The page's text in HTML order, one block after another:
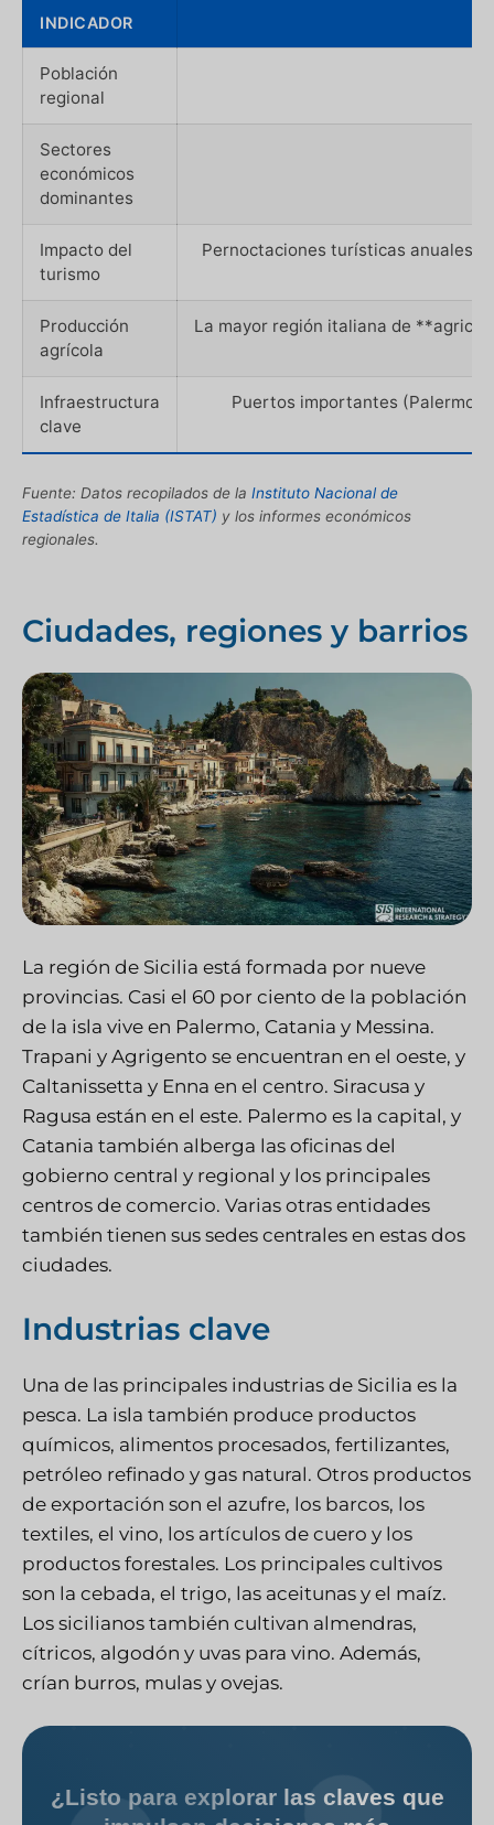
INDICADOR
Población
regional
Sectores
económicos
dominantes
Impacto del
turismo
Pernoctaciones turísticas anuales
Producción
agrícola
La mayor región italiana de
Infraestructura
clave
Puertos importantes (Palermo,
Fuente: Datos recopilados de la Instituto Nacional de
Estadística de Italia (ISTAT) y los informes económicos
regionales.
Ciudades, regiones y barrios
La región de Sicilia está formada por nueve
provincias. Casi el 60 por ciento de la población
de la isla vive en Palermo, Catania y Messina.
Trapani y Agrigento se encuentran en el oeste, y
Caltanissetta y Enna en el centro. Siracusa y
Ragusa están en el este. Palermo es la capital, y
Catania también alberga las oficinas del
gobierno central y regional y los principales
centros de comercio. Varias otras entidades
también tienen sus sedes centrales en estas dos
ciudades.
Industrias clave
Una de las principales industrias de Sicilia es la
pesca. La isla también produce productos
químicos, alimentos procesados, fertilizantes,
petróleo refinado y gas natural. Otros productos
de exportación son el azufre, los barcos, los
textiles, el vino, los artículos de cuero y los
productos forestales. Los principales cultivos
son la cebada, el trigo, las aceitunas y el maíz.
Los sicilianos también cultivan almendras,
cítricos, algodón y uvas para vino. Además,
crían burros, mulas y ovejas.
¿Listo para explorar las claves que